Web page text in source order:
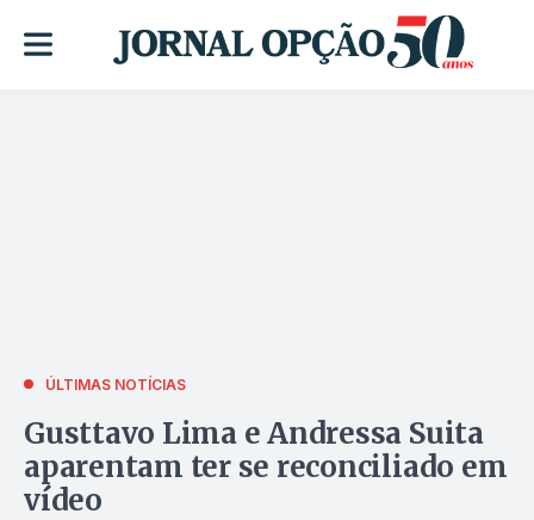
ÚLTIMAS NOTÍCIAS
Gusttavo Lima e Andressa Suita
aparentam ter se reconciliado em
vídeo